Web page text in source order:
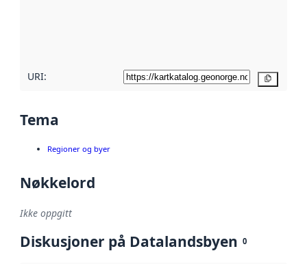
URI:
Tema
Regioner og byer
Nøkkelord
Ikke oppgitt
Diskusjoner på Datalandsbyen 0